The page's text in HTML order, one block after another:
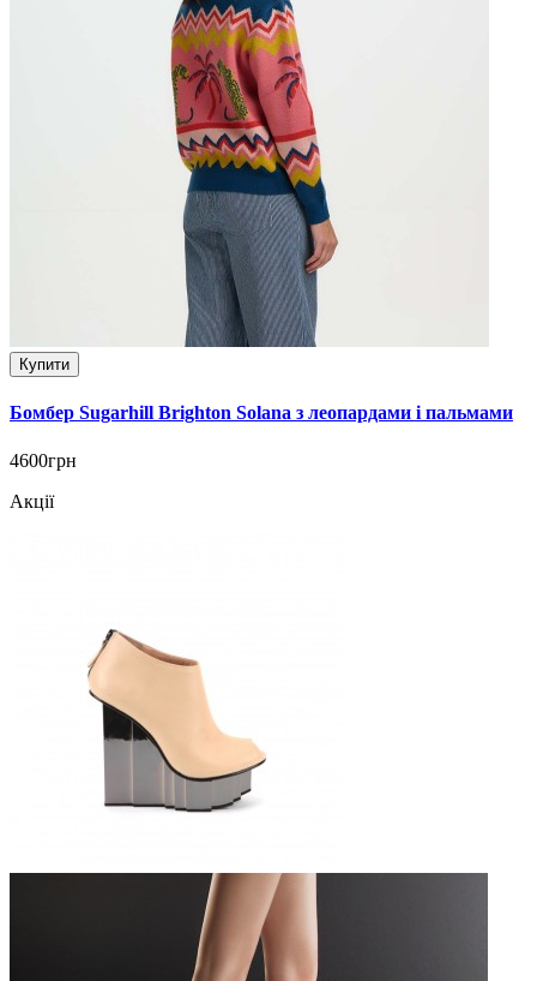
Купити
Бомбер Sugarhill Brighton Solana з леопардами і пальмами
4600грн
Акції